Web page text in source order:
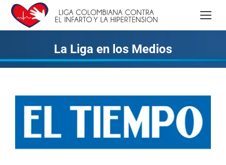
La Liga en los Medios